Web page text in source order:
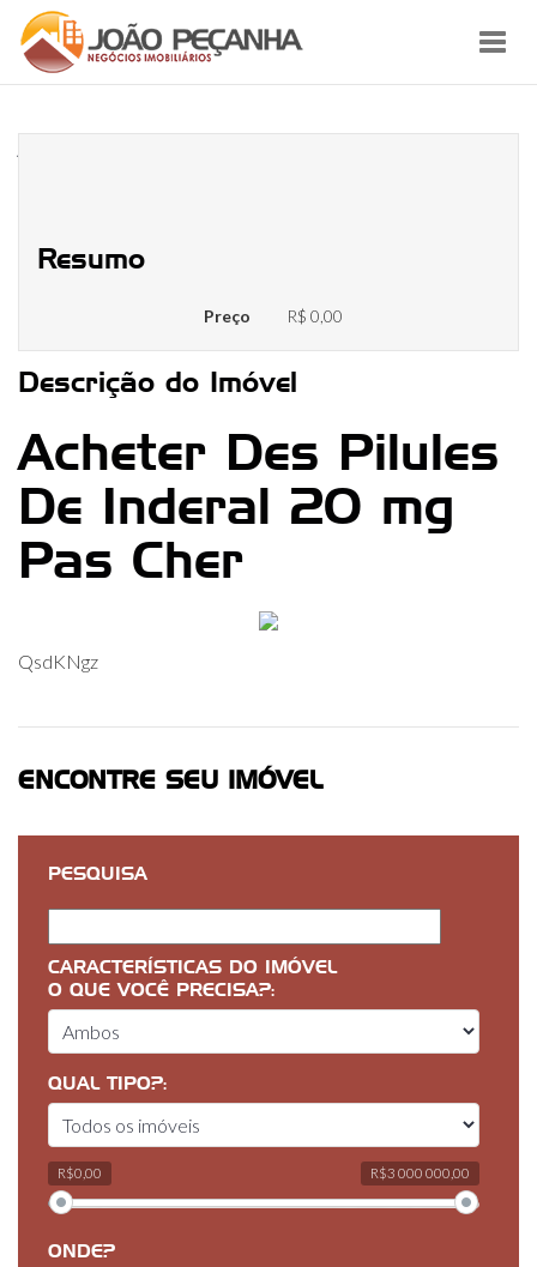
Resumo
Preço R$ 0,00
Descrição do Imóvel
Acheter Des Pilules
De Inderal 20 mg
Pas Cher
QsdKNgz
ENCONTRE SEU IMÓVEL
PESQUISA
CARACTERÍSTICAS DO IMÓVEL
O QUE VOCÊ PRECISA?:
QUAL TIPO?:
R$0,00 R$3 000 000,00
ONDE?